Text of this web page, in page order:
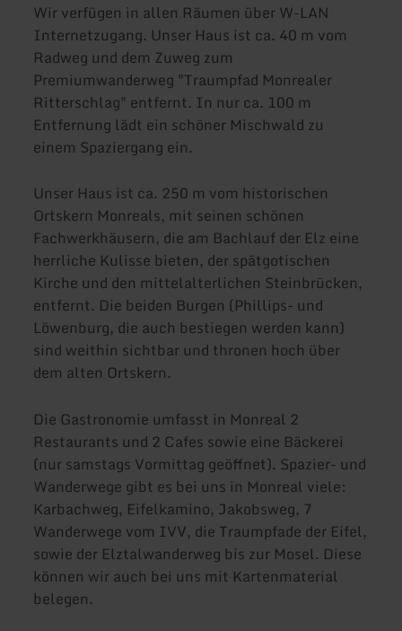
Wir verfügen in allen Räumen über W-LAN
Internetzugang. Unser Haus ist ca. 40 m vom
Radweg und dem Zuweg zum
Premiumwanderweg "Traumpfad Monrealer
Ritterschlag" entfernt. In nur ca. 100 m
Entfernung lädt ein schöner Mischwald zu
einem Spaziergang ein.
Unser Haus ist ca. 250 m vom historischen
Ortskern Monreals, mit seinen schönen
Fachwerkhäusern, die am Bachlauf der Elz eine
herrliche Kulisse bieten, der spätgotischen
Kirche und den mittelalterlichen Steinbrücken,
entfernt. Die beiden Burgen (Phillips- und
Löwenburg, die auch bestiegen werden kann)
sind weithin sichtbar und thronen hoch über
dem alten Ortskern.
Die Gastronomie umfasst in Monreal 2
Restaurants und 2 Cafes sowie eine Bäckerei
(nur samstags Vormittag geöffnet). Spazier- und
Wanderwege gibt es bei uns in Monreal viele:
Karbachweg, Eifelkamino, Jakobsweg, 7
Wanderwege vom IVV, die Traumpfade der Eifel,
sowie der Elztalwanderweg bis zur Mosel. Diese
können wir auch bei uns mit Kartenmaterial
belegen.